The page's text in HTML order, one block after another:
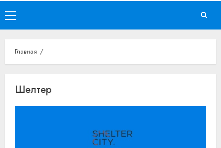
Основное
меню
Главная
Шелтер